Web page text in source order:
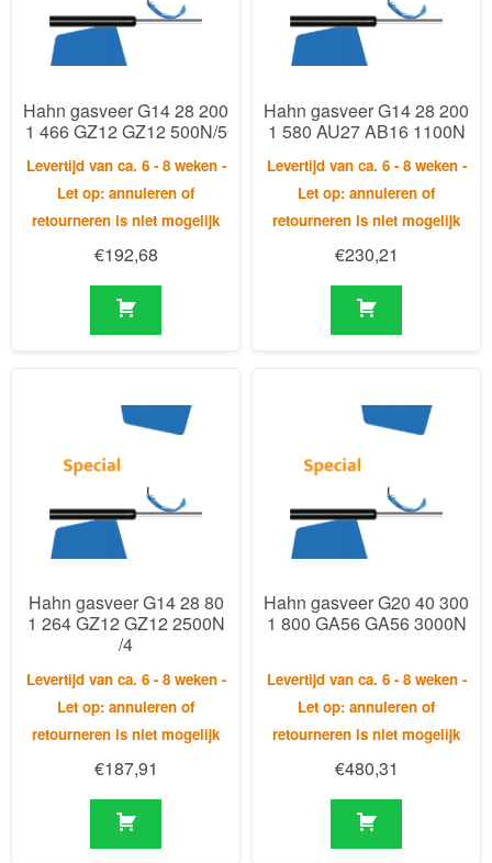
Hahn gasveer G14 28 200
1 466 GZ12 GZ12 500N/5
Levertijd van ca. 6 - 8 weken -
Let op: annuleren of
retourneren is niet mogelijk
€192,68
Hahn gasveer G14 28 200
1 580 AU27 AB16 1100N
Levertijd van ca. 6 - 8 weken -
Let op: annuleren of
retourneren is niet mogelijk
€230,21
Hahn gasveer G14 28 80
1 264 GZ12 GZ12 2500N
/4
Levertijd van ca. 6 - 8 weken -
Let op: annuleren of
retourneren is niet mogelijk
€187,91
Hahn gasveer G20 40 300
1 800 GA56 GA56 3000N
Levertijd van ca. 6 - 8 weken -
Let op: annuleren of
retourneren is niet mogelijk
€480,31